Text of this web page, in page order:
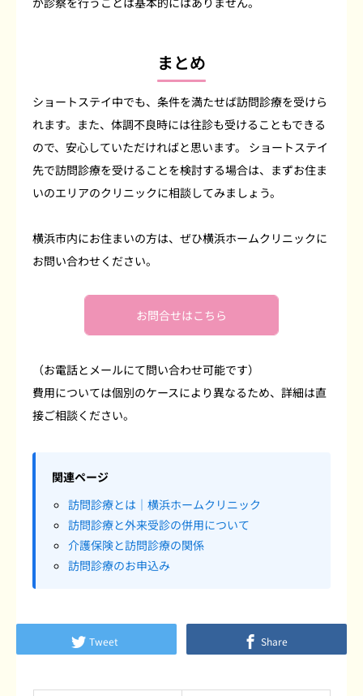
まとめ
ショートステイ中でも、条件を満たせば訪問診療を受けら
れます。また、体調不良時には往診も受けることもできる
ので、安心していただければと思います。 ショートステイ
先で訪問診療を受けることを検討する場合は、まずお住ま
いのエリアのクリニックに相談してみましょう。
横浜市内にお住まいの方は、ぜひ横浜ホームクリニックに
お問い合わせください。
お問合せはこちら
（お電話とメールにて問い合わせ可能です）
費用については個別のケースにより異なるため、詳細は直
接ご相談ください。
関連ページ
訪問診療とは｜横浜ホームクリニック
訪問診療と外来受診の併用について
介護保険と訪問診療の関係
訪問診療のお申込み
Tweet Share